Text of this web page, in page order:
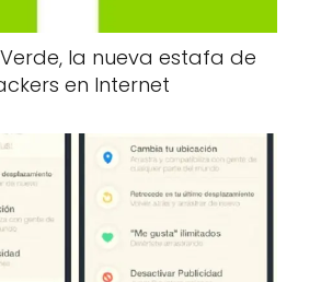
la nueva estafa de
en Internet